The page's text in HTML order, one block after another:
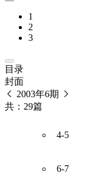
1
2
3
目录
封面
2003年6期
共：29篇
4-5
6-7